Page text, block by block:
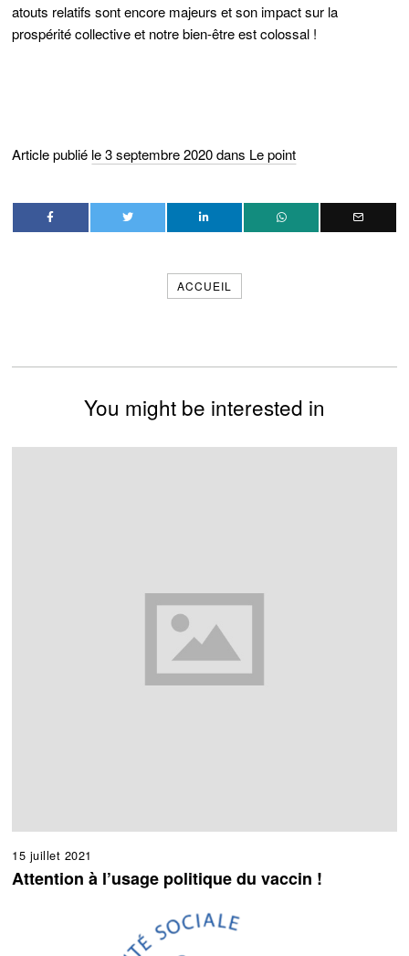
atouts relatifs sont encore majeurs et son impact sur la
prospérité collective et notre bien-être est colossal !
Article publié le 3 septembre 2020 dans Le point
ACCUEIL
You might be interested in
15 juillet 2021
Attention à l’usage politique du vaccin !